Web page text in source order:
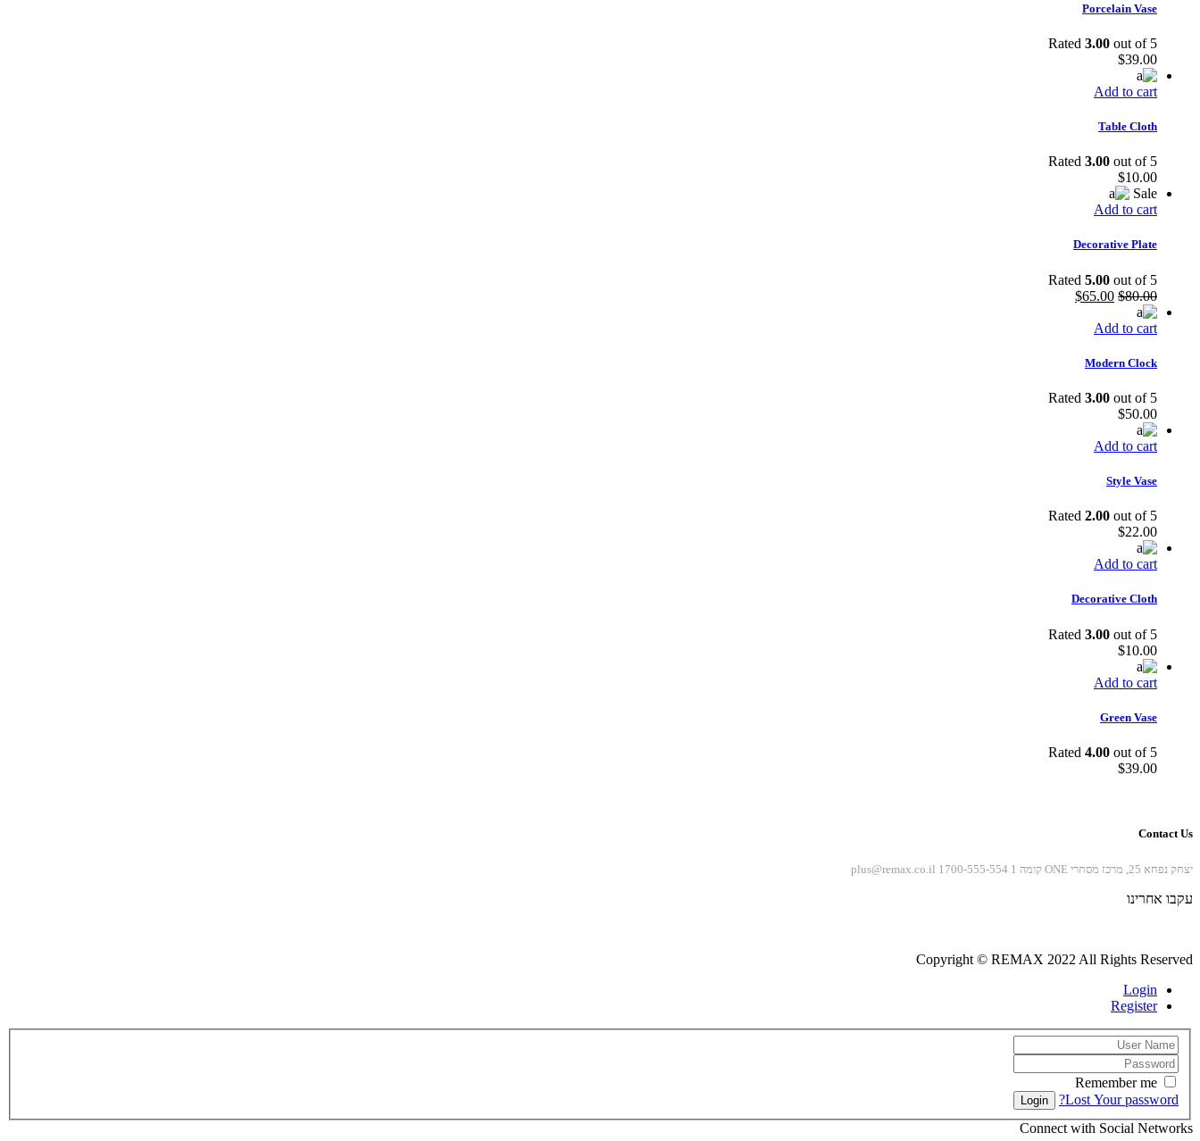
Porcelain Vase
Rated 3.00 out of 5
$39.00
Add to cart
Table Cloth
Rated 3.00 out of 5
$10.00
Sale
Add to cart
Decorative Plate
Rated 5.00 out of 5
$80.00
Original
was:
$65.00
Current
Add to cart
Modern Clock
Rated 3.00 out of 5
$50.00
Add to cart
Style Vase
Rated 2.00 out of 5
$22.00
Add to cart
Decorative Cloth
Rated 3.00 out of 5
$10.00
Add to cart
Green Vase
Rated 4.00 out of 5
$39.00
Contact Us
יצחק נפחא 25, מרכז מסחרי ONE קומה 1 1700-555-554
plus@remax.co.il
עקבו אחרינו
Copyright © REMAX 2022 All Rights Reserved
Login
Register
Remember me
Lost Your password?
Login
Connect with Social Networks